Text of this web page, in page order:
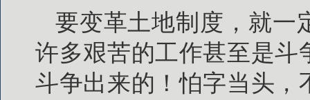
要变革土地制度，就一
许多艰苦的工作甚至是斗
斗争出来的！怕字当头，